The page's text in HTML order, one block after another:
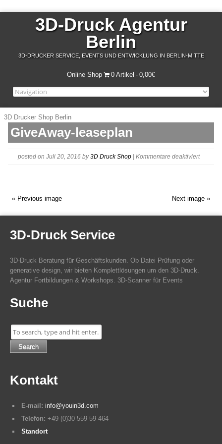
3D-Druck Agentur
Berlin
3D-DRUCKER SERVICE, EVENTS UND ENTWICKLUNG IN BERLIN-MITTE
Online Shop 0 Artikel 0,00€
3D Drucker Shop Berlin
GiveAway-leaseplan
posted on Juli 20, 2016 by3D Druck Shop Kommentare deaktiviertfür
Next image »
« Previous image
3D-Druck Service
3D-Druck Beratung für Geschäftskunden. Ob Datei Prüfung oder
generative design, wir bieten Komplettlösungen um den 3D-Druck.
Agentur Fortbildungen & Workshops. 3D-Scanner für Events
Suche
Search
Kontakt
E-mail: info@youin3d.com
Telefon: +49 (0)30 559 59 464
Standort